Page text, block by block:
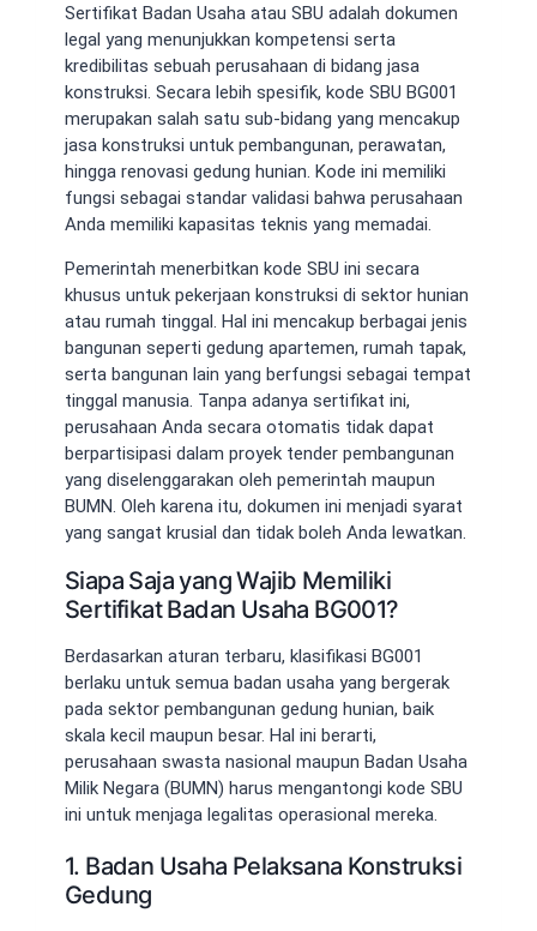
Sertifikat Badan Usaha atau SBU adalah dokumen
legal yang menunjukkan kompetensi serta
kredibilitas sebuah perusahaan di bidang jasa
konstruksi. Secara lebih spesifik, kode SBU BG001
merupakan salah satu sub-bidang yang mencakup
jasa konstruksi untuk pembangunan, perawatan,
hingga renovasi gedung hunian. Kode ini memiliki
fungsi sebagai standar validasi bahwa perusahaan
Anda memiliki kapasitas teknis yang memadai.
Pemerintah menerbitkan kode SBU ini secara
khusus untuk pekerjaan konstruksi di sektor hunian
atau rumah tinggal. Hal ini mencakup berbagai jenis
bangunan seperti gedung apartemen, rumah tapak,
serta bangunan lain yang berfungsi sebagai tempat
tinggal manusia. Tanpa adanya sertifikat ini,
perusahaan Anda secara otomatis tidak dapat
berpartisipasi dalam proyek tender pembangunan
yang diselenggarakan oleh pemerintah maupun
BUMN. Oleh karena itu, dokumen ini menjadi syarat
yang sangat krusial dan tidak boleh Anda lewatkan.
Siapa Saja yang Wajib Memiliki
Sertifikat Badan Usaha BG001?
Berdasarkan aturan terbaru, klasifikasi BG001
berlaku untuk semua badan usaha yang bergerak
pada sektor pembangunan gedung hunian, baik
skala kecil maupun besar. Hal ini berarti,
perusahaan swasta nasional maupun Badan Usaha
Milik Negara (BUMN) harus mengantongi kode SBU
ini untuk menjaga legalitas operasional mereka.
1. Badan Usaha Pelaksana Konstruksi
Gedung